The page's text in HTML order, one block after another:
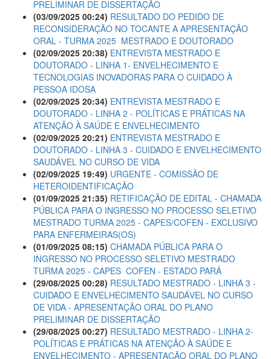
PRELIMINAR DE DISSERTAÇÃO
(03/09/2025 00:24) RESULTADO DO PEDIDO DE
RECONSIDERAÇÃO NO TOCANTE A APRESENTAÇÃO
ORAL - TURMA 2025  MESTRADO E DOUTORADO
(02/09/2025 20:38) ENTREVISTA MESTRADO E
DOUTORADO - LINHA 1- ENVELHECIMENTO E
TECNOLOGIAS INOVADORAS PARA O CUIDADO À
PESSOA IDOSA
(02/09/2025 20:34) ENTREVISTA MESTRADO E
DOUTORADO - LINHA 2 - POLÍTICAS E PRÁTICAS NA
ATENÇÃO À SAÚDE E ENVELHECIMENTO
(02/09/2025 20:21) ENTREVISTA MESTRADO E
DOUTORADO - LINHA 3 - CUIDADO E ENVELHECIMENTO
SAUDÁVEL NO CURSO DE VIDA
(02/09/2025 19:49) URGENTE - COMISSÃO DE
HETEROIDENTIFICAÇÃO
(01/09/2025 21:35) RETIFICAÇÃO DE EDITAL - CHAMADA
PÚBLICA PARA O INGRESSO NO PROCESSO SELETIVO
MESTRADO TURMA 2025 - CAPES/COFEN - EXCLUSIVO
PARA ENFERMEIRAS(OS)
(01/09/2025 08:15) CHAMADA PÚBLICA PARA O
INGRESSO NO PROCESSO SELETIVO MESTRADO
TURMA 2025 - CAPES  COFEN - ESTADO PARÁ
(29/08/2025 00:28) RESULTADO MESTRADO - LINHA 3 -
CUIDADO E ENVELHECIMENTO SAUDÁVEL NO CURSO
DE VIDA - APRESENTAÇÃO ORAL DO PLANO
PRELIMINAR DE DISSERTAÇÃO
(29/08/2025 00:27) RESULTADO MESTRADO - LINHA 2-
POLÍTICAS E PRÁTICAS NA ATENÇÃO À SAÚDE E
ENVELHECIMENTO - APRESENTAÇÃO ORAL DO PLANO